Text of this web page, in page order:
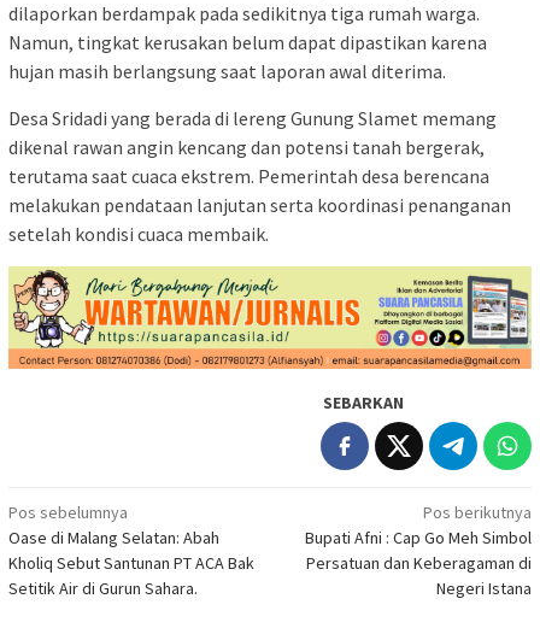
dilaporkan berdampak pada sedikitnya tiga rumah warga.
Namun, tingkat kerusakan belum dapat dipastikan karena
hujan masih berlangsung saat laporan awal diterima.
Desa Sridadi yang berada di lereng Gunung Slamet memang
dikenal rawan angin kencang dan potensi tanah bergerak,
terutama saat cuaca ekstrem. Pemerintah desa berencana
melakukan pendataan lanjutan serta koordinasi penanganan
setelah kondisi cuaca membaik.
SEBARKAN
Navigasi
pos
Pos sebelumnya
Oase di Malang Selatan: Abah
Kholiq Sebut Santunan PT ACA Bak
Setitik Air di Gurun Sahara.
Pos berikutnya
Bupati Afni : Cap Go Meh Simbol
Persatuan dan Keberagaman di
Negeri Istana